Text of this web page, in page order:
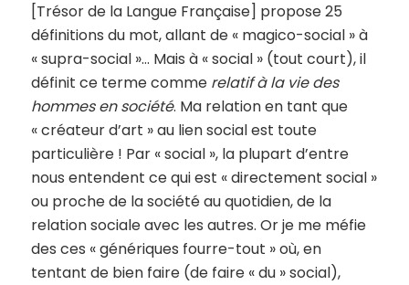
[Trésor de la Langue Française] propose 25
définitions du mot, allant de « magico-social » à
« supra-social »… Mais à « social » (tout court), il
définit ce terme comme relatif à la vie des
hommes en société. Ma relation en tant que
« créateur d’art » au lien social est toute
particulière ! Par « social », la plupart d’entre
nous entendent ce qui est « directement social »
ou proche de la société au quotidien, de la
relation sociale avec les autres. Or je me méfie
des ces « génériques fourre-tout » où, en
tentant de bien faire (de faire « du » social),